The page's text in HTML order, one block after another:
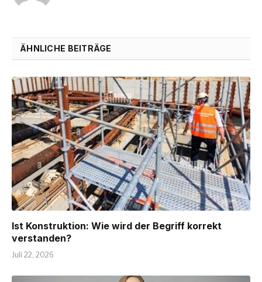
ÄHNLICHE BEITRÄGE
Ist Konstruktion: Wie wird der Begriff korrekt
verstanden?
Juli 22, 2026